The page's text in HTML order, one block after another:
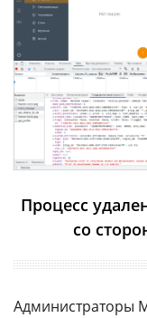
Процесс
со
Администраторы